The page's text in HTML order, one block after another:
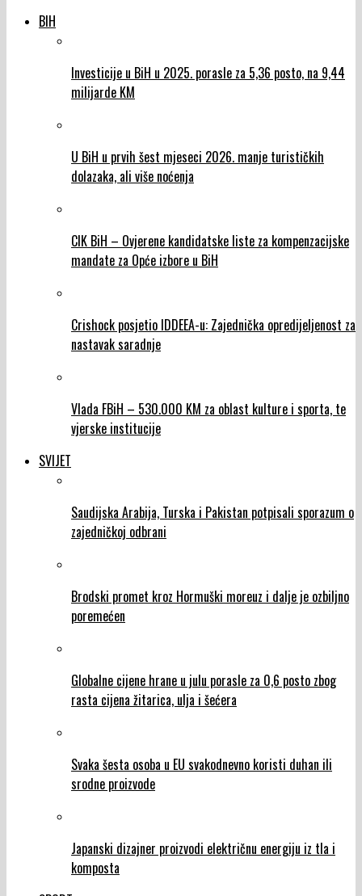
BIH
Investicije u BiH u 2025. porasle za 5,36 posto, na 9,44
milijarde KM
U BiH u prvih šest mjeseci 2026. manje turističkih
dolazaka, ali više noćenja
CIK BiH – Ovjerene kandidatske liste za kompenzacijske
mandate za Opće izbore u BiH
Crishock posjetio IDDEEA-u: Zajednička opredijeljenost za
nastavak saradnje
Vlada FBiH – 530.000 KM za oblast kulture i sporta, te
vjerske institucije
SVIJET
Saudijska Arabija, Turska i Pakistan potpisali sporazum o
zajedničkoj odbrani
Brodski promet kroz Hormuški moreuz i dalje je ozbiljno
poremećen
Globalne cijene hrane u julu porasle za 0,6 posto zbog
rasta cijena žitarica, ulja i šećera
Svaka šesta osoba u EU svakodnevno koristi duhan ili
srodne proizvode
Japanski dizajner proizvodi električnu energiju iz tla i
komposta